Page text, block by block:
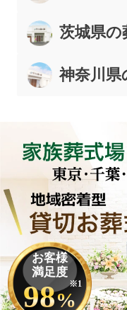
茨城県の
神奈川県
お客様
満足度
98%
※1